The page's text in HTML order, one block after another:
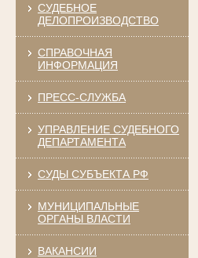
СУДЕБНОЕ
ДЕЛОПРОИЗВОДСТВО
СПРАВОЧНАЯ
ИНФОРМАЦИЯ
ПРЕСС-СЛУЖБА
УПРАВЛЕНИЕ СУДЕБНОГО
ДЕПАРТАМЕНТА
СУДЫ СУБЪЕКТА РФ
МУНИЦИПАЛЬНЫЕ
ОРГАНЫ ВЛАСТИ
ВАКАНСИИ